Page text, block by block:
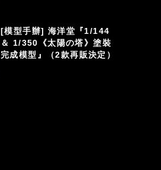
[模型手辦] 海洋堂『1/144
＆ 1/350《太陽の塔》塗裝
完成模型』（2款再販決定）